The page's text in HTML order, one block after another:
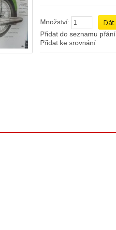
Množství:
Přidat do seznamu přání
Přidat ke srovnání